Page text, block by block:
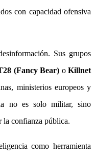
con capacidad ofensiva
Sus grupos
(Fancy Bear) o Killnet
ministerios europeos y
no es solo militar, sino
la confianza pública.
como herramienta